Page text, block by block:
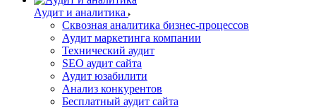
Аудит и аналитика
Сквозная аналитика бизнес-процессов
Аудит маркетинга компании
Технический аудит
SEO аудит сайта
Аудит юзабилити
Анализ конкурентов
Бесплатный аудит сайта